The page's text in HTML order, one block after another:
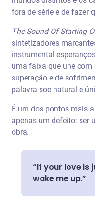
fora de série e de fazer
The Sound Of Starting
sintetizadores
instrumental
uma faixa que une
superação e de
palavra soe natural e
É um dos pontos mais
apenas um defeito: ser
obra.
“If your love is
wake me up.”